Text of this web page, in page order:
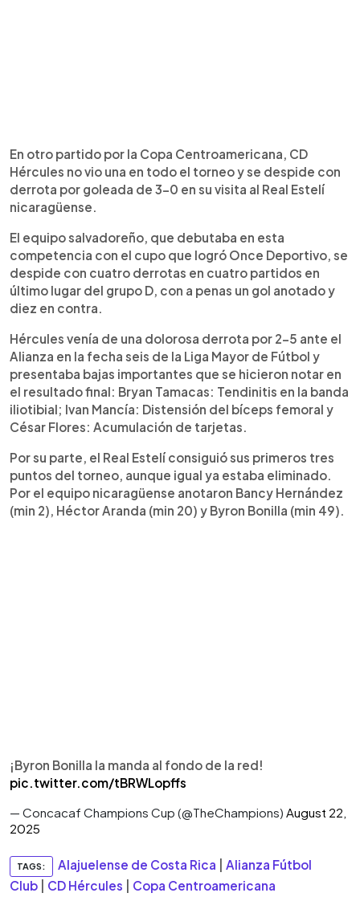
En otro partido por la Copa Centroamericana, CD
Hércules no vio una en todo el torneo y se despide con
derrota por goleada de 3-0 en su visita al Real Estelí
nicaragüense.
El equipo salvadoreño, que debutaba en esta
competencia con el cupo que logró Once Deportivo, se
despide con cuatro derrotas en cuatro partidos en
último lugar del grupo D, con a penas un gol anotado y
diez en contra.
Hércules venía de una dolorosa derrota por 2-5 ante el
Alianza en la fecha seis de la Liga Mayor de Fútbol y
presentaba bajas importantes que se hicieron notar en
el resultado final: Bryan Tamacas: Tendinitis en la banda
iliotibial; Ivan Mancía: Distensión del bíceps femoral y
César Flores: Acumulación de tarjetas.
Por su parte, el Real Estelí consiguió sus primeros tres
puntos del torneo, aunque igual ya estaba eliminado.
Por el equipo nicaragüense anotaron Bancy Hernández
(min 2), Héctor Aranda (min 20) y Byron Bonilla (min 49).
¡Byron Bonilla la manda al fondo de la red!
pic.twitter.com/tBRWLopffs
— Concacaf Champions Cup (@TheChampions) August 22,
2025
TAGS: Alajuelense de Costa Rica
Alianza Fútbol
Club
CD Hércules Copa Centroamericana